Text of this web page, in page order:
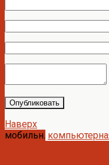
Опубликовать
Наверх
мобильн.